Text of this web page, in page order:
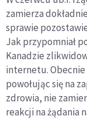
zamierza
sprawie
Jak przypomniał
Kanadzie
internetu.
powołując się na
zdrowia, nie
reakcji na żądania